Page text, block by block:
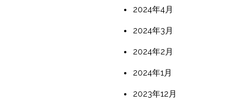
2024年4月
2024年3月
2024年2月
2024年1月
2023年12月